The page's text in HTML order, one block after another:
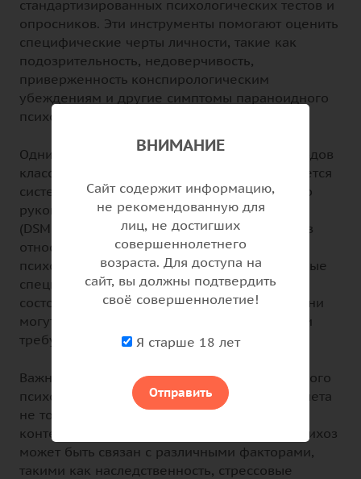
стандартизированных психологических тестов и
опросников. Эти инструменты помогают оценить
специфические черты личности, такие как
подозрительность, недоверчивость,
приверженность конспирологическим
убеждениям и другие симптомы параноидного
психоза.
Одним из наиболее распространенных методов
классификации параноидного психоза является
система Диагностического и статистического
руководства по психическим расстройствам
(DSM-5). В этой системе параноидный психоз
относится к группе шизофрении и других
психотических расстройств. Однако некоторые
специалисты выделяют параноеформные
состояния в отдельную категорию, так как они
могут иметь более благоприятный прогноз и
требуют особого подхода к лечению.
Важно отметить, что диагностика параноидного
психоза требует комплексного подхода и учета
не только клинических симптомов, но и
контекста жизни пациента. Параноидный психоз
может быть связан с различными факторами,
такими как наследственность, стрессовые
ВНИМАНИЕ
Сайт содержит информацию,
не рекомендованную для
лиц, не достигших
совершеннолетнего
возраста. Для доступа на
сайт, вы должны подтвердить
своё совершеннолетие!
Я старше 18 лет
Отправить